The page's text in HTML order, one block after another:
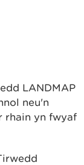
LANDMAP
neu'n
rhain yn fwyaf